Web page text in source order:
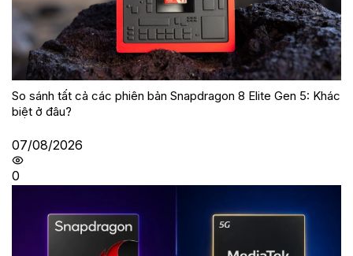
So sánh tất cả các phiên bản Snapdragon 8 Elite Gen 5: Khác
biệt ở đâu?
07/08/2026
0